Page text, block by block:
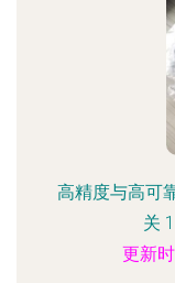
高精度与高可
关
更新